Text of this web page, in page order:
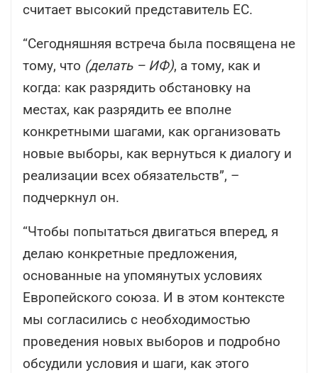
считает высокий представитель ЕС.
“Сегодняшняя встреча была посвящена не
тому, что (делать – ИФ), а тому, как и
когда: как разрядить обстановку на
местах, как разрядить ее вполне
конкретными шагами, как организовать
новые выборы, как вернуться к диалогу и
реализации всех обязательств”, –
подчеркнул он.
“Чтобы попытаться двигаться вперед, я
делаю конкретные предложения,
основанные на упомянутых условиях
Европейского союза. И в этом контексте
мы согласились с необходимостью
проведения новых выборов и подробно
обсудили условия и шаги, как этого